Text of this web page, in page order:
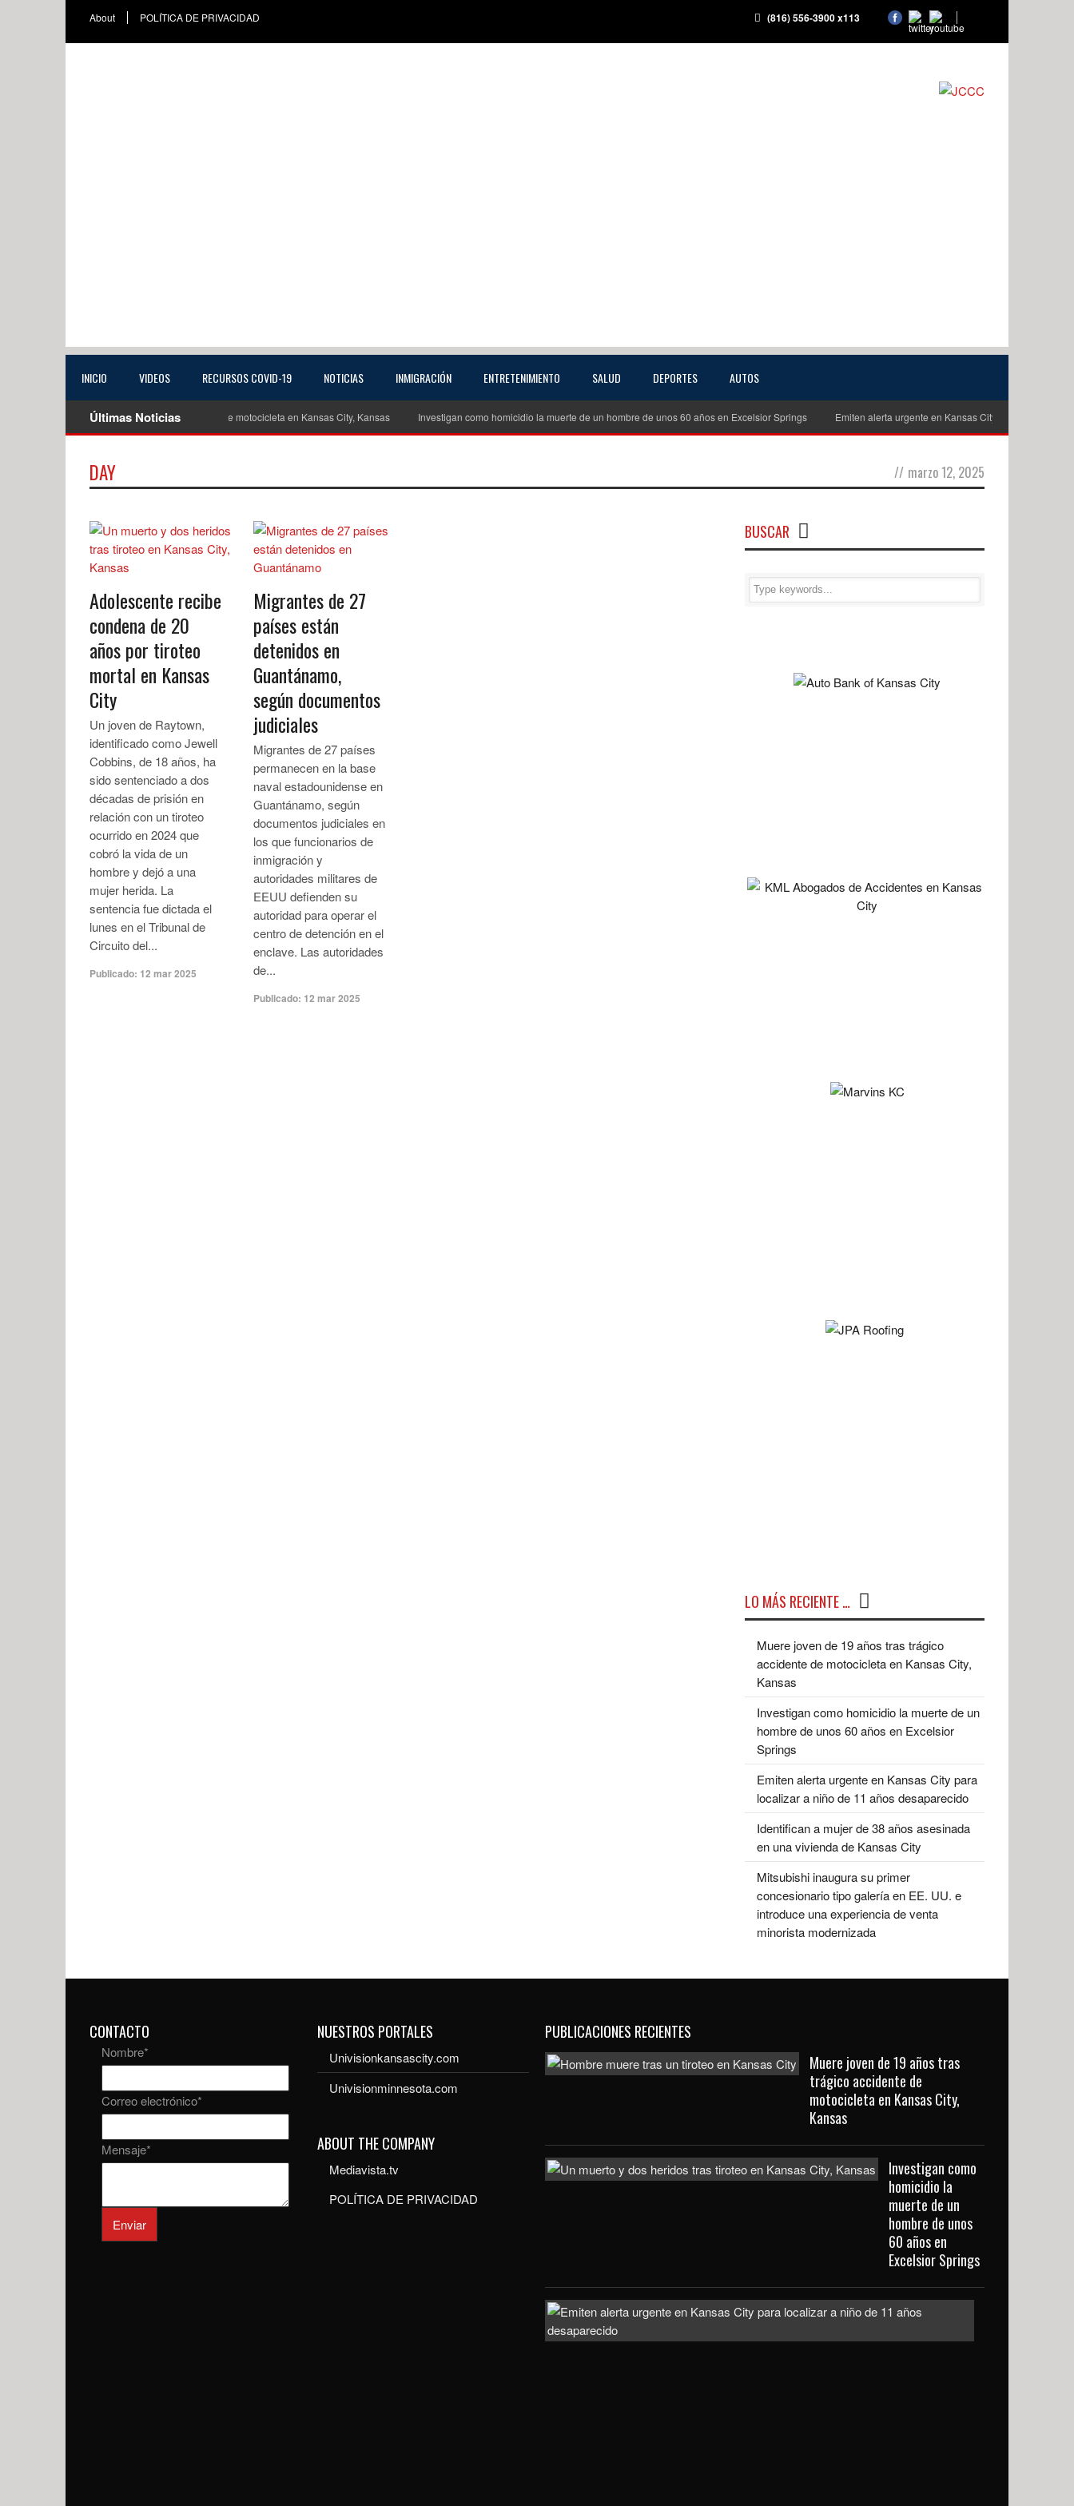
About POLÍTICA DE PRIVACIDAD (816) 556-3900 x113
INICIO VIDEOS RECURSOS COVID-19 NOTICIAS INMIGRACIÓN ENTRETENIMIENTO SALUD DEPORTES AUTOS
Últimas Noticias
joven de 19 años tras trágico accidente de motocicleta en Kansas City, Kansas Investigan como homicidio la muerte de un hombre de unos 60 años en Excelsior Springs Emiten alerta urgente en Kansas City para localizar a niño
DAY // marzo 12, 2025
Adolescente recibe
condena de 20
años por tiroteo
mortal en Kansas
City
Un joven de Raytown,
identificado como Jewell
Cobbins, de 18 años, ha
sido sentenciado a dos
décadas de prisión en
relación con un tiroteo
ocurrido en 2024 que
cobró la vida de un
hombre y dejó a una
mujer herida. La
sentencia fue dictada el
lunes en el Tribunal de
Circuito del...
Publicado: 12 mar 2025
Migrantes de 27
países están
detenidos en
Guantánamo,
según documentos
judiciales
Migrantes de 27 países
permanecen en la base
naval estadounidense en
Guantánamo, según
documentos judiciales en
los que funcionarios de
inmigración y
autoridades militares de
EEUU defienden su
autoridad para operar el
centro de detención en el
enclave. Las autoridades
de...
Publicado: 12 mar 2025
BUSCAR
LO MÁS RECIENTE …
Muere joven de 19 años tras trágico
accidente de motocicleta en Kansas City,
Kansas
Investigan como homicidio la muerte de un
hombre de unos 60 años en Excelsior
Springs
Emiten alerta urgente en Kansas City para
localizar a niño de 11 años desaparecido
Identifican a mujer de 38 años asesinada
en una vivienda de Kansas City
Mitsubishi inaugura su primer
concesionario tipo galería en EE. UU. e
introduce una experiencia de venta
minorista modernizada
CONTACTO
Nombre*
Correo electrónico*
Mensaje*
Enviar
NUESTROS PORTALES
Univisionkansascity.com
Univisionminnesota.com
ABOUT THE COMPANY
Mediavista.tv
POLÍTICA DE PRIVACIDAD
PUBLICACIONES RECIENTES
Muere joven de 19 años tras
trágico accidente de
motocicleta en Kansas City,
Kansas
Investigan como
homicidio la
muerte de un
hombre de unos
60 años en
Excelsior Springs